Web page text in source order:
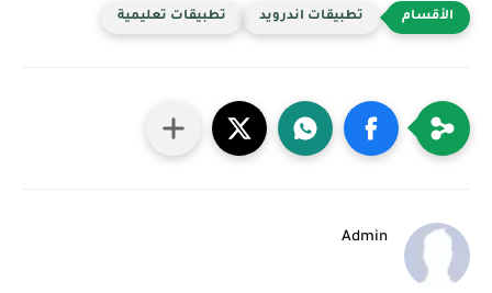
تطبيقات اندرويد تطبيقات تعليمية
Admin